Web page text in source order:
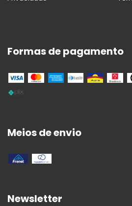
Formas de pagamento
Meios de envio
Newsletter